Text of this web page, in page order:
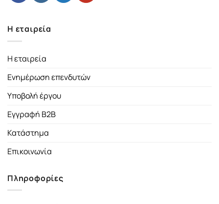
Η εταιρεία
Η εταιρεία
Ενημέρωση επενδυτών
Υποβολή έργου
Εγγραφή B2B
Κατάστημα
Επικοινωνία
Πληροφορίες